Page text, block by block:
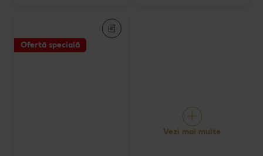
Ofertă specială
Vezi mai multe